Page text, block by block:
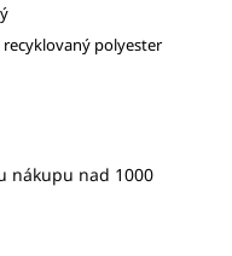
recyklovaný polyester
nákupu nad 1000